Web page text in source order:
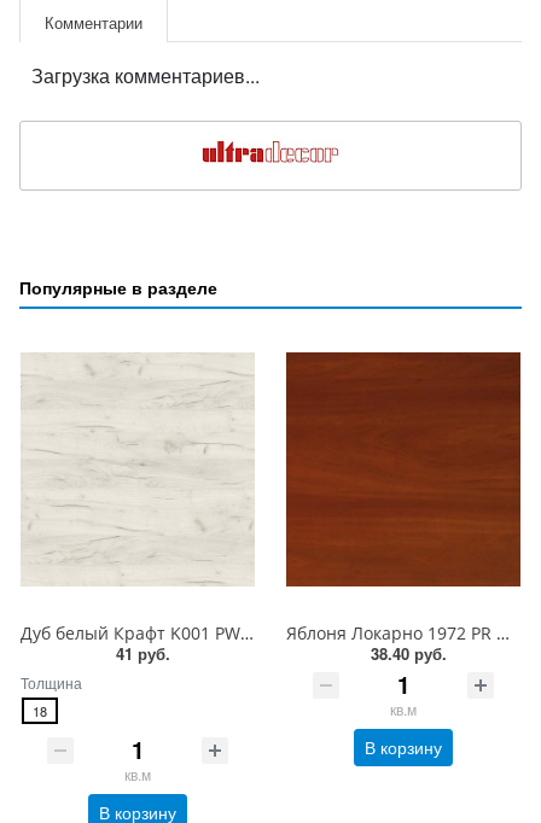
Комментарии
Загрузка комментариев...
Популярные в разделе
Дуб белый Крафт K001 PW Ultradecor ЛДСП 18 мм
41 руб.
Толщина
18
кв.м
В корзину
Яблоня Локарно 1972 PR Ultradecor ЛДСП 18 мм
38.40 руб.
кв.м
В корзину